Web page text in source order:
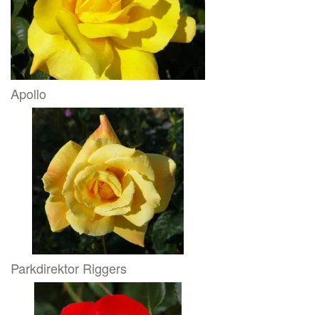
Apollo
Parkdirektor Riggers